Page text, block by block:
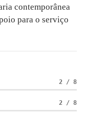
contemporânea
para o serviço
2 / 8
2 / 8